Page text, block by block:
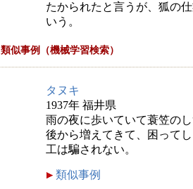
たかられたと言うが、狐の
いう。
類似事例（機械学習検索）
タヌキ
1937年 福井県
雨の夜に歩いていて蓑笠の
後から増えてきて、困って
工は騙されない。
類似事例